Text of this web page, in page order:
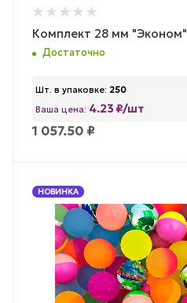
Комплект 28 мм "Эконом"
Достаточно
Шт. в упаковке: 250
Ваша цена: 4.23 ₽/шт
1 057.50 ₽
НОВИНКА